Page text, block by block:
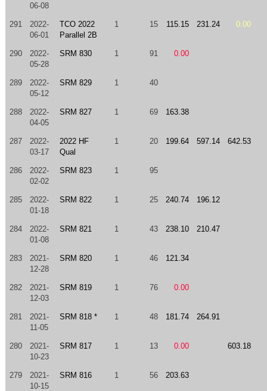
06-08
291
2022-
06-01
TCO 2022
Parallel 2B
1 15 115.15 231.24 0.00
290
2022-
05-28
SRM 830 1 91 0.00
289
2022-
05-12
SRM 829 1 40
288
2022-
04-05
SRM 827 1 69 163.38
287
2022-
03-17
2022 HF
Qual
1 20 199.64 597.14 642.53
286
2022-
02-02
SRM 823 1 95
285
2022-
01-18
SRM 822 1 25 240.74 196.12
284
2022-
01-08
SRM 821 1 43 238.10 210.47
283
2021-
12-28
SRM 820 1 46 121.34
282
2021-
12-03
SRM 819 1 76 0.00
281
2021-
11-05
SRM 818 * 1 48 181.74 264.91
280
2021-
10-23
SRM 817 1 13 0.00 603.18
279
2021-
10-15
SRM 816 1 56 203.63